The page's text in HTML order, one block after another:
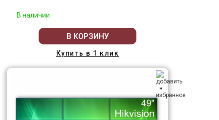
В наличии
В КОРЗИНУ
Купить в 1 клик